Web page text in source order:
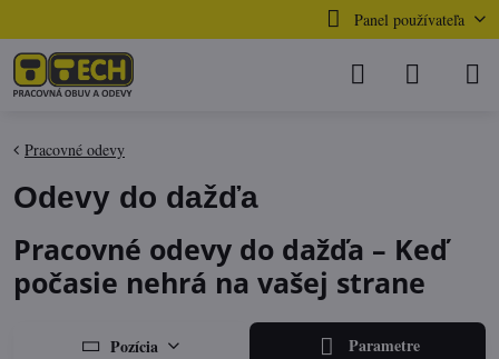
Panel používateľa
Pracovné odevy
Odevy do dažďa
Pracovné odevy do dažďa – Keď
počasie nehrá na vašej strane
Pozícia Parametre